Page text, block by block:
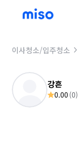
이사청소/입주청소
강흔
0.00 (0)